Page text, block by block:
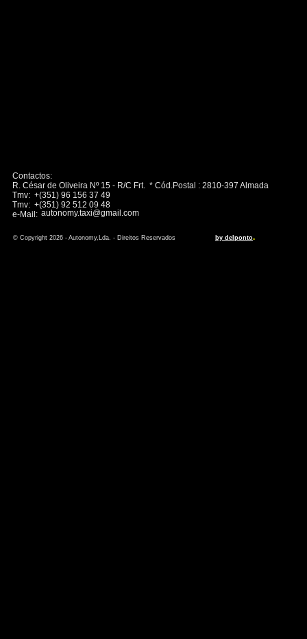
Contactos:
R. César de Oliveira Nº 15 - R/C Frt. * Cód.Postal : 2810-397 Almada
Tmv: +(351) 96 156 37 49
Tmv: +(351) 92 512 09 48
e-Mail:
© Copyright 2026 - Autonomy,Lda. - Direitos Reservados by delponto.
autonomy.taxi@gmail.com